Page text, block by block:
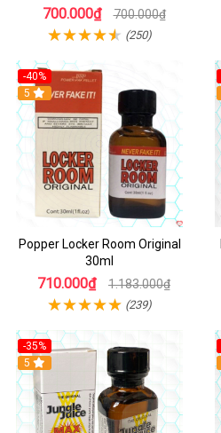
tốt
700.000₫ 700.000₫
(250)
-40%
5
Popper Locker Room Original
30ml
710.000₫ 1.183.000₫
(239)
-35%
5